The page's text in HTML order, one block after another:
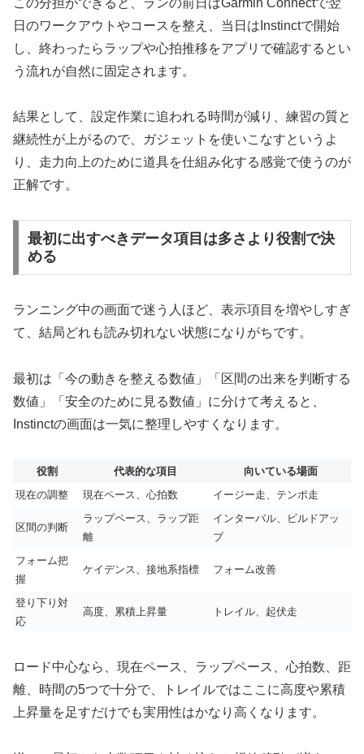
日のワークアウトやコースを整え、当日はInstinctで開始
し、終わったらラップや心拍推移をアプリで確認するとい
う流れが自然に固定されます。
結果として、設定作業に追われる時間が減り、練習の質と
継続性が上がるので、ガジェットを使いこなすというよ
り、走力向上のために道具を仕組み化する感覚で使うのが
正解です。
最初に出すべきデータ項目は多さより役割で決
める
ランニング中の画面で迷う人ほど、表示項目を増やしすぎ
て、結局どれも読み切れない状態になりがちです。
最初は「今の動きを整える数値」「区間の出来を判断する
数値」「安全のために見る数値」に分けて考えると、
Instinctの画面は一気に整理しやすくなります。
役割 代表的な項目
向いている場面
現在の調整
現在ペース、心拍数 イージー走、テンポ走
区間の判断
ラップペース、ラップ距
離
インターバル、ビルドアッ
プ
フォーム把
握
ケイデンス、接地系指標 フォーム改善
登り下り対
応
高度、累積上昇量 トレイル、起伏走
ロード中心なら、現在ペース、ラップペース、心拍数、距
離、時間の5つで十分で、トレイルではここに高度や累積
上昇量を足すだけでも実用性はかなり高くなります。